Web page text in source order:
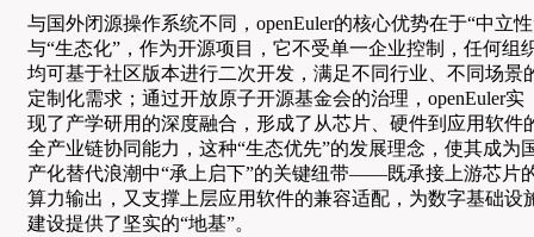
与国外闭源操作系统不同，openEuler的核心优势在于“中立性
与“生态化”，作为开源项目，它不受单一企业控制，任何组
均可基于社区版本进行二次开发，满足不同行业、不同场景
定制化需求；通过开放原子开源基金会的治理，openEuler实
现了产学研用的深度融合，形成了从芯片、硬件到应用软件
全产业链协同能力，这种“生态优先”的发展理念，使其成为
产化替代浪潮中“承上启下”的关键纽带——既承接上游芯片
算力输出，又支撑上层应用软件的兼容适配，为数字基础设
建设提供了坚实的“地基”。